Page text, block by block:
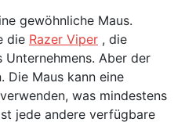
gewöhnliche Maus.
die Razer Viper , die
Aber der
Die Maus kann eine
was mindestens
jede andere verfügbare